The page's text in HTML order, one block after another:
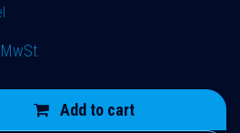
Add to cart